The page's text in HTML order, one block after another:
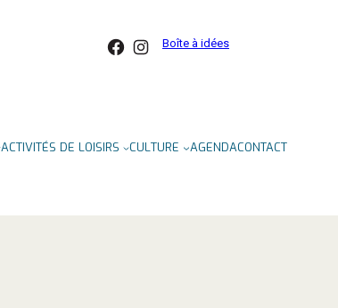
Facebook
Instagram
Boîte à idées
ACTIVITÉS DE LOISIRS CULTURE AGENDACONTACT